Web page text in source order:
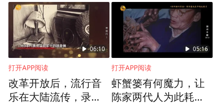
06:10
打开APP阅读
改革开放后，流行音
乐在大陆流传，录音
05:16
打开APP阅读
虾蟹篓有何魔力，让
陈家两代人为此耗尽